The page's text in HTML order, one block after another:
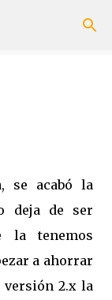
se acabó la
deja de ser
la tenemos
a ahorrar
versión 2.x la